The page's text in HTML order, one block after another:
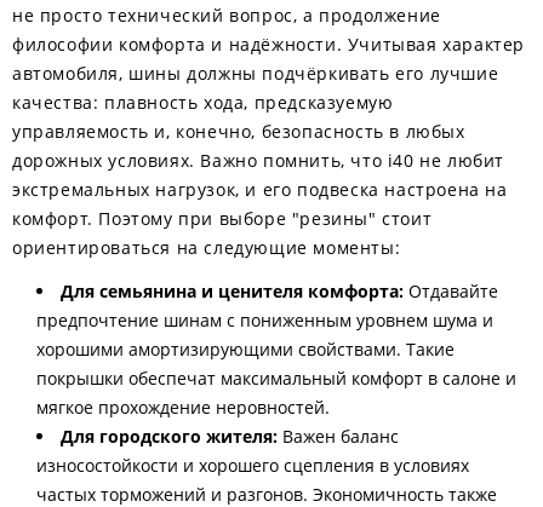
не просто технический вопрос, а продолжение
философии комфорта и надёжности. Учитывая характер
автомобиля, шины должны подчёркивать его лучшие
качества: плавность хода, предсказуемую
управляемость и, конечно, безопасность в любых
дорожных условиях. Важно помнить, что i40 не любит
экстремальных нагрузок, и его подвеска настроена на
комфорт. Поэтому при выборе "резины" стоит
ориентироваться на следующие моменты:
Для семьянина и ценителя комфорта: Отдавайте
предпочтение шинам с пониженным уровнем шума и
хорошими амортизирующими свойствами. Такие
покрышки обеспечат максимальный комфорт в салоне и
мягкое прохождение неровностей.
Для городского жителя: Важен баланс
износостойкости и хорошего сцепления в условиях
частых торможений и разгонов. Экономичность также